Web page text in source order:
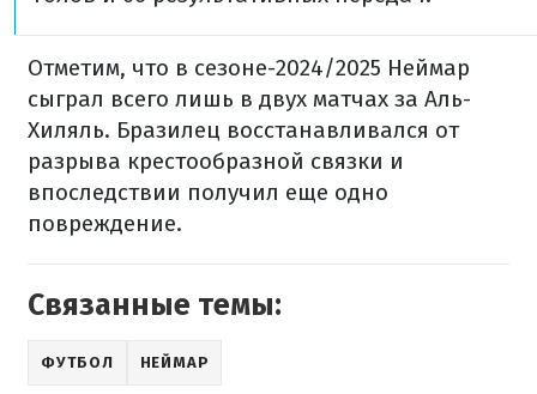
Отметим, что в сезоне-2024/2025 Неймар
сыграл всего лишь в двух матчах за Аль-
Хиляль. Бразилец восстанавливался от
разрыва крестообразной связки и
впоследствии получил еще одно
повреждение.
Связанные темы:
ФУТБОЛ НЕЙМАР